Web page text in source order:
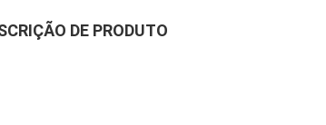
DE PRODUTO